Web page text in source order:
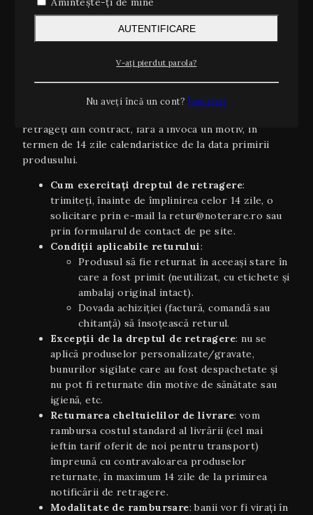
Estimări orientative: timpii de livrare sunt
orientativi şi pot varia în funcție de stoc,
disponibilitatea curierului sau condiții
meteo/excepționale.
2. Dreptul de retragere (14 zile)
Conform OUG 34/2014 și Directivei UE 2011/83/UE
retrageți din contract, fără a invoca un motiv, în
termen de 14 zile calendaristice de la data primirii
produsului.
Cum exercitați dreptul de retragere:
trimiteți, înainte de împlinirea celor 14 zile, o
solicitare prin e-mail la retur@noterare.ro sau
prin formularul de contact de pe site.
Condiţii aplicabile returului:
Produsul să fie returnat în aceeaşi stare în
care a fost primit (neutilizat, cu etichete și
ambalaj original intact).
Dovada achiziției (factură, comandă sau
chitanță) să însoțească returul.
Excepții de la dreptul de retragere: nu se
aplică produselor personalizate/gravate,
bunurilor sigilate care au fost despachetate și
nu pot fi returnate din motive de sănătate sau
igienă, etc.
Returnarea cheltuielilor de livrare: vom
rambursa costul standard al livrării (cel mai
ieftin tarif oferit de noi pentru transport)
împreună cu contravaloarea produselor
returnate, în maximum 14 zile de la primirea
notificării de retragere.
Modalitate de rambursare: banii vor fi virați în
AUTENTIFICARE
V-ați pierdut parola?
Nu aveți încă un cont? Înscrieți